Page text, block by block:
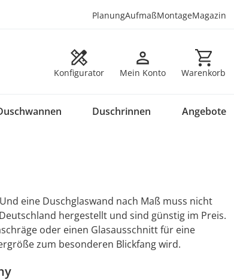
PlanungAufmaßMontageMagazin
Konfigurator Mein Konto Warenkorb
Warenkorb
Duschrinnen Angebote
eine Duschglaswand nach Maß muss nicht
hergestellt und sind günstig im Preis.
oder einen Glasausschnitt für eine
zum besonderen Blickfang wird.